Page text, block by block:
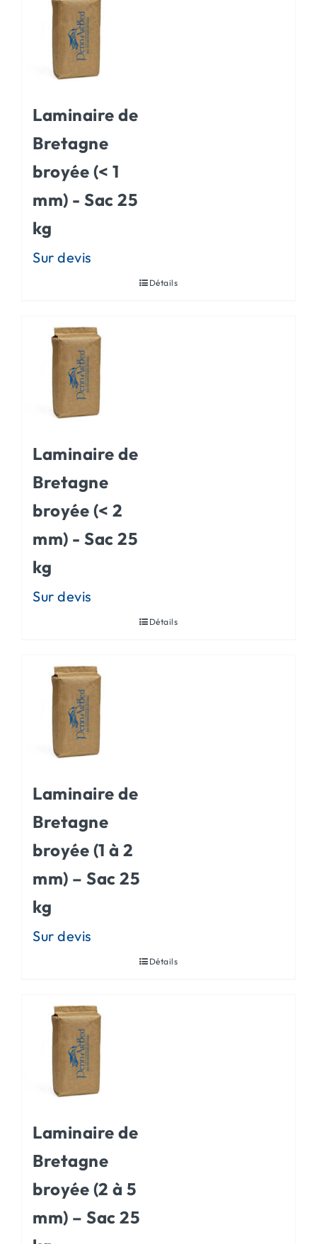
Laminaire de
Bretagne
broyée (< 1
mm) - Sac 25
kg
Détails
Laminaire de
Bretagne
broyée (< 2
mm) - Sac 25
kg
Détails
Laminaire de
Bretagne
broyée (1 à 2
mm) – Sac 25
kg
Détails
Laminaire de
Bretagne
broyée (2 à 5
mm) – Sac 25